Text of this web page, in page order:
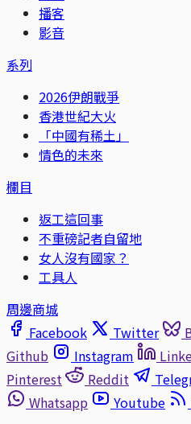
播客
影音
系列
2026伊朗戰爭
香港世紀大火
「中國有稀土」
情色的未來
欄目
返工這回事
不重磅記者自留地
女人沒有國家？
工具人
周邊商城
Facebook
Twitter
Github
Instagram
Pinterest
Reddit
Whatsapp
Youtube